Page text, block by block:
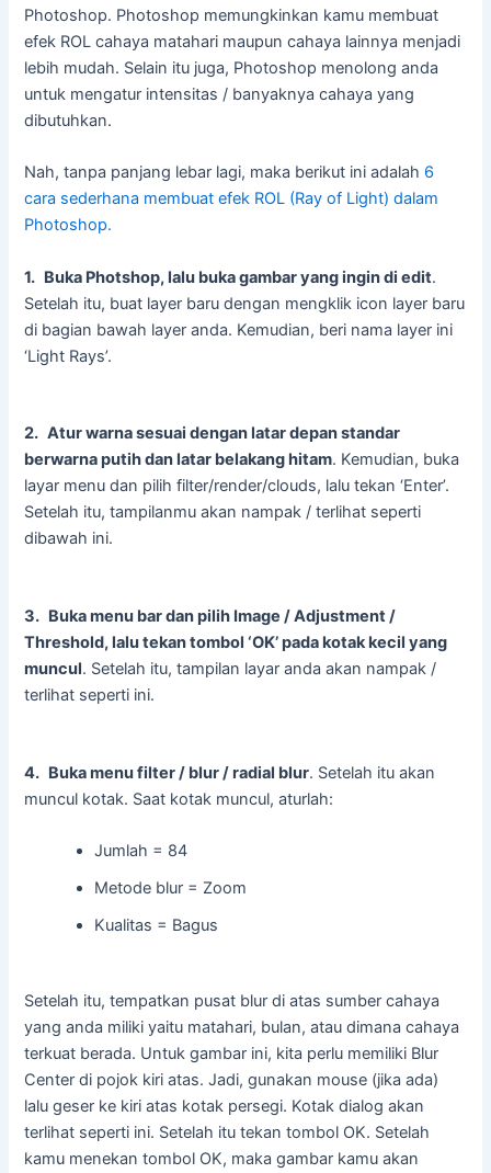
Photoshop. Photoshop memungkinkan kamu membuat
efek ROL cahaya matahari maupun cahaya lainnya menjadi
lebih mudah. Selain itu juga, Photoshop menolong anda
untuk mengatur intensitas / banyaknya cahaya yang
dibutuhkan.
Nah, tanpa panjang lebar lagi, maka berikut ini adalah 6
cara sederhana membuat efek ROL (Ray of Light) dalam
Photoshop.
1. Buka Photshop, lalu buka gambar yang ingin di edit.
Setelah itu, buat layer baru dengan mengklik icon layer baru
di bagian bawah layer anda. Kemudian, beri nama layer ini
‘Light Rays’.
2. Atur warna sesuai dengan latar depan standar
berwarna putih dan latar belakang hitam. Kemudian, buka
layar menu dan pilih filter/render/clouds, lalu tekan ‘Enter’.
Setelah itu, tampilanmu akan nampak / terlihat seperti
dibawah ini.
3. Buka menu bar dan pilih Image / Adjustment /
Threshold, lalu tekan tombol ‘OK’ pada kotak kecil yang
muncul. Setelah itu, tampilan layar anda akan nampak /
terlihat seperti ini.
4. Buka menu filter / blur / radial blur. Setelah itu akan
muncul kotak. Saat kotak muncul, aturlah:
Jumlah = 84
Metode blur = Zoom
Kualitas = Bagus
Setelah itu, tempatkan pusat blur di atas sumber cahaya
yang anda miliki yaitu matahari, bulan, atau dimana cahaya
terkuat berada. Untuk gambar ini, kita perlu memiliki Blur
Center di pojok kiri atas. Jadi, gunakan mouse (jika ada)
lalu geser ke kiri atas kotak persegi. Kotak dialog akan
terlihat seperti ini. Setelah itu tekan tombol OK. Setelah
kamu menekan tombol OK, maka gambar kamu akan